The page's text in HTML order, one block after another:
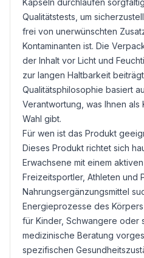
Kapseln durchlaufen
Qualitätstests, um
frei von unerwünschten
Kontaminanten ist. Die
der Inhalt vor Licht und
zur langen Haltbarkeit
Qualitätsphilosophie basiert
Verantwortung, was Ihnen
Wahl gibt.
Für wen ist das Produkt
Dieses Produkt richtet sich
Erwachsene mit einem
Freizeitsportler, Athleten und
Nahrungsergänzungsmittel
Energieprozesse des
für Kinder, Schwangere oder
medizinische Beratung
spezifischen